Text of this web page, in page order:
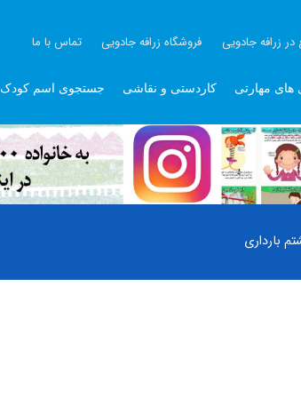
در زرافه جادویی فروشگاه زرافه جادویی تماس با ما
های مهارتی کاردستی و نقاشی جستجوی اسم کودک
بارداری